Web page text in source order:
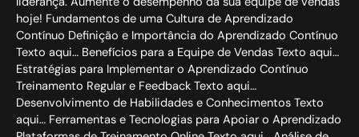
hoje! Fundamentos de uma Cultura de Aprendizado
Contínuo Definição e Importância do Aprendizado Contínuo
Texto aqui… Benefícios para a Equipe de Vendas Texto aqui…
Estratégias para Implementar o Aprendizado Contínuo
Treinamento Regular e Feedback Texto aqui…
Desenvolvimento de Habilidades e Conhecimentos Texto
aqui… Ferramentas e Tecnologias para Apoiar o Aprendizado